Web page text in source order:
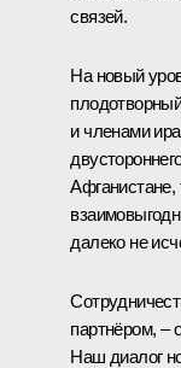
связей.
На новый
и членами
далеко не
партнёром, –
Наш диалог